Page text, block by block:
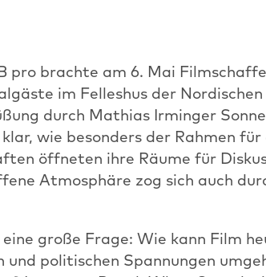
pro brachte am 6. Mai
im Felleshus der
durch Mathias Irminger
wie besonders der Rahmen für
öffneten ihre Räume für
Atmosphäre zog sich auch
große Frage: Wie kann Film
politischen Spannungen